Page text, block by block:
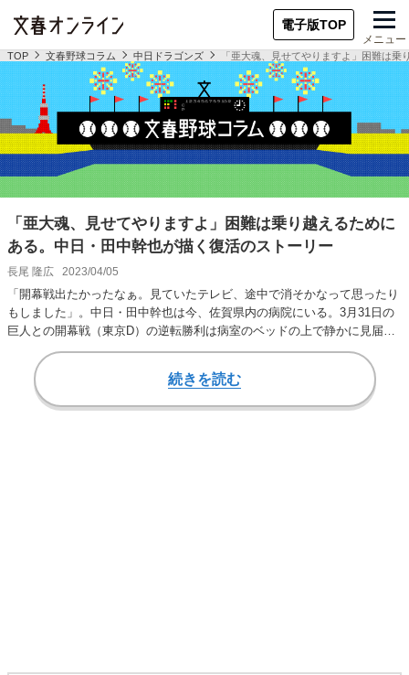
電子版TOP
メニュー
TOP 文春野球コラム 中日ドラゴンズ 「亜大魂、見せてやりますよ」困難は
「亜大魂、見せてやりますよ」困難は乗り越えるために
ある。中日・田中幹也が描く復活のストーリー
長尾 隆広 2023/04/05
「開幕戦出たかったなぁ。見ていたテレビ、途中で消そかなって思ったり
もしました」。中日・田中幹也は今、佐賀県内の病院にいる。3月31日の
巨人との開幕戦（東京D）の逆転勝利は病室のベッドの上で静かに見届け
た。「（小笠原）…
続きを読む